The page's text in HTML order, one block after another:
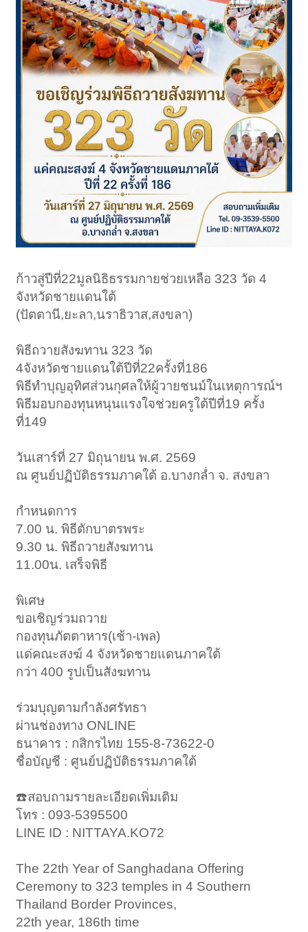
ก้าวสู่ปีที่22มูลนิธิธรรมกายช่วยเหลือ 323 วัด 4
จังหวัดชายแดนใต้
(ปัตตานี,ยะลา,นราธิวาส,สงขลา)
พิธีถวายสังฆทาน 323 วัด
4จังหวัดชายแดนใต้ปีที่22ครั้งที่186
พิธีทำบุญอุทิศส่วนกุศลให้ผู้วายชนม์ในเหตุการณ์ฯ
พิธีมอบกองทุนหนุนแรงใจช่วยครูใต้ปีที่19 ครั้ง
ที่149
วันเสาร์ที่ 27 มิถุนายน พ.ศ. 2569
ณ ศูนย์ปฏิบัติธรรมภาคใต้ อ.บางกล่ำ จ. สงขลา
กำหนดการ
7.00 น. พิธีตักบาตรพระ
9.30 น. พิธีถวายสังฆทาน
11.00น. เสร็จพิธี
พิเศษ
ขอเชิญร่วมถวาย
กองทุนภัตตาหาร(เช้า-เพล)
แด่คณะสงฆ์ 4 จังหวัดชายแดนภาคใต้
กว่า 400 รูปเป็นสังฆทาน
ร่วมบุญตามกำลังศรัทธา
ผ่านช่องทาง ONLINE
ธนาคาร : กสิกรไทย 155-8-73622-0
ชื่อบัญชี : ศูนย์ปฏิบัติธรรมภาคใต้
☎️สอบถามรายละเอียดเพิ่มเติม
โทร : 093-5395500
LINE ID : NITTAYA.KO72
The 22th Year of Sanghadana Offering
Ceremony to 323 temples in 4 Southern
Thailand Border Provinces,
22th year, 186th time